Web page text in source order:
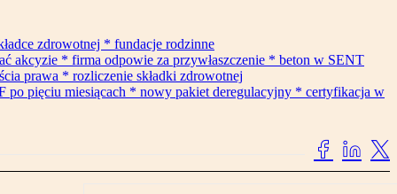
zdrowotnej * fundacje rodzinne
akcyzie * firma odpowie za przywłaszczenie * beton w SENT
prawa * rozliczenie składki zdrowotnej
po pięciu miesiącach * nowy pakiet deregulacyjny * certyfikacja w